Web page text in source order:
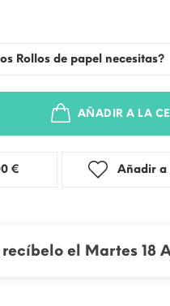
Rollos de papel necesitas?
AÑADIR A LA
3,00 € Añadir a
el Martes 18